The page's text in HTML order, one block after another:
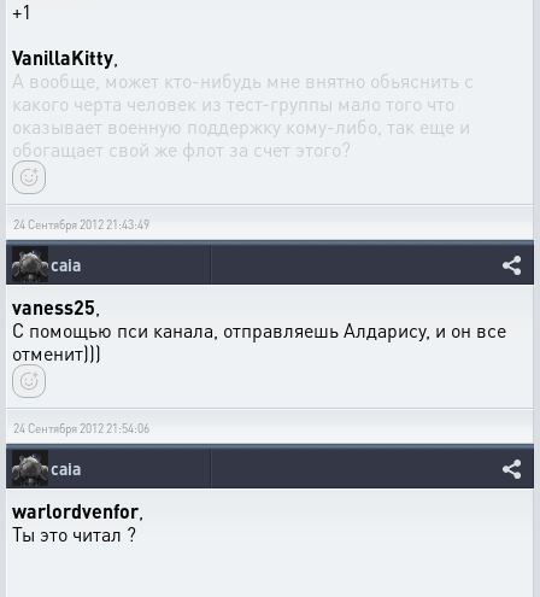
+1
VanillaKitty
А вообще, может кто-нибудь мне внятно обьяснить с
какого черта человек из тест-группы мало того что
оказывает военную поддержку кому-либо, так еще и
обогащает свой же флот за счет этого?
24 Сентября 2012 21:43:49
caia
vaness25
C помощью пси канала, отправляешь Алдарису, и он все
отменит)))
24 Сентября 2012 21:54:06
caia
warlordvenfor
Ты это читал ?